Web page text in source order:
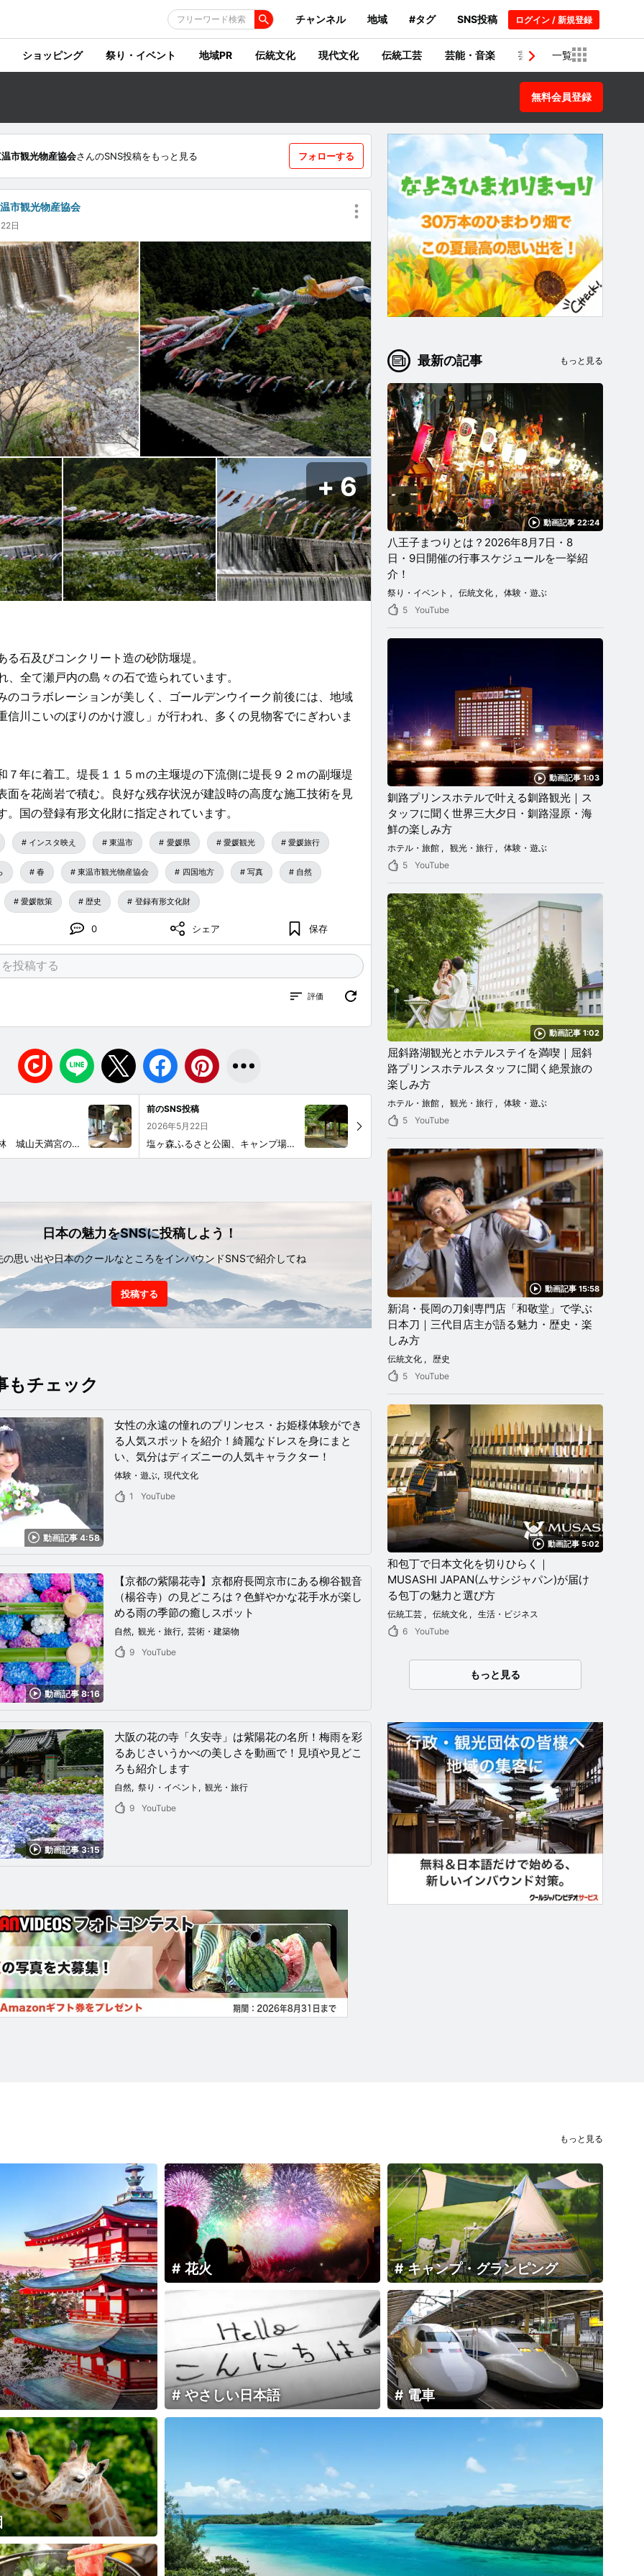
フリーワード検索 チャンネル 地域 #タグ SNS投稿 ログイン / 新規登録
ショッピング 祭り・イベント 地域PR 伝統文化 現代文化 伝統工芸 芸能・音楽 芸術・建築物
一覧
無料会員登録
市観光物産協会さんのSNS投稿をもっと見る フォローする
市観光物産協会
日
6
る石及びコンクリート造の砂防堰堤。
、全て瀬戸内の島々の石で造られています。
のコラボレーションが美しく、ゴールデンウイーク前後には、地域
信川こいのぼりのかけ渡し」が行われ、多くの見物客でにぎわいま
７年に着工。堤長１１５ｍの主堰堤の下流側に堤長９２ｍの副堰堤
面を花崗岩で積む。良好な残存状況が建設時の高度な施工技術を見
。国の登録有形文化財に指定されています。
インスタ映え 東温市 愛媛県 愛媛観光 愛媛旅行
春 東温市観光物産協会 四国地方 写真 自然
愛媛散策 歴史 登録有形文化財
0 シェア 保存
評価
【伝統行事】上林 城山天満宮の里神楽 毎年7月、上林地区の安寧を願って奉納される里神楽。 市の無形民俗文化財にも指定されています。 里神楽は鎌倉時代より続いていたということですが、第二次世界大戦後に一度途絶えてしまいました。 昭和30年代に地域の方々が大切な神事を受け継いでいこうと復活させ、今年で神楽保存会は50年を迎えるということです。 上林城山天満宮の里神楽 明日奉納されます。 奉納日時：令和8年7月12日（日） 13時より神事 13時30分頃より神楽奉納 その後、子供相撲大会や餅まきがあります。 ※天満宮に駐車場はありません。 #東温市 #上林地区 #里神楽 #城山天満宮 #市無形民俗文化財 #伝統行事 #上林神楽保存会 #神楽奉納
前のSNS投稿
2026年5月22日
塩ヶ森ふるさと公園、キャンプ場、展望台 標高525ｍの塩ヶ森山頂付近にある公園で、 直径約750mの範囲に、「展望台」、「キャンプ場」、「公園」、「塩ヶ森山頂」が含まれるゾーンの総称です。 「塩ヶ森ふるさと公園展望台」は、お子様連れファミリー必見。アスレチックを備えた、どこか異国情緒あるファンタスティックな展望台です。 遠くは中国山脈まで見わたせ、大パノラマを満喫できます。 塩ヶ森への遊歩道の散策では、春の桜・シャクナゲ、夏のアジサイ、秋の紅葉が楽しめます。 園内にあるキャンプ場には、炊事棟があります。 ※バーベキュー、キャンプで公園を使用する際には、東温市都市整備課公園係（089-964-4412）に代表者氏名、連絡先、利用日等を報告する必要があります。何かあった場合の連絡先であり、予約ではありません。 ※バーベキューはバーベキューコンロを使い、直火は禁止、ゴミ・消し炭はお持ち帰りください。周りの方に迷惑をかけないようお願いします。 ※炊事棟の蛇口水は、自然水のため飲料不可です。
日本の魅力をSNSに投稿しよう！
の思い出や日本のクールなところをインバウンドSNSで紹介してね
投稿する
もチェック
動画記事 4:58
女性の永遠の憧れのプリンセス・お姫様体験ができ
る人気スポットを紹介！綺麗なドレスを身にまと
い、気分はディズニーの人気キャラクター！
体験・遊ぶ
現代文化
1
YouTube
動画記事 8:16
【京都の紫陽花寺】京都府長岡京市にある柳谷観音
（楊谷寺）の見どころは？色鮮やかな花手水が楽し
める雨の季節の癒しスポット
自然 観光・旅行
芸術・建築物
9
YouTube
動画記事 3:15
大阪の花の寺「久安寺」は紫陽花の名所！梅雨を彩
るあじさいうかべの美しさを動画で！見頃や見どこ
ろも紹介します
自然 祭り・イベント
観光・旅行
9
YouTube
最新の記事 もっと見る
動画記事 22:24
八王子まつりとは？2026年8月7日・8
日・9日開催の行事スケジュールを一挙紹
介！
祭り・イベント 伝統文化
体験・遊ぶ
5
YouTube
動画記事 1:03
釧路プリンスホテルで叶える釧路観光｜ス
タッフに聞く世界三大夕日・釧路湿原・海
鮮の楽しみ方
ホテル・旅館 観光・旅行
体験・遊ぶ
5
YouTube
動画記事 1:02
屈斜路湖観光とホテルステイを満喫｜屈斜
路プリンスホテルスタッフに聞く絶景旅の
楽しみ方
ホテル・旅館 観光・旅行
体験・遊ぶ
5
YouTube
動画記事 15:58
新潟・長岡の刀剣専門店「和敬堂」で学ぶ
日本刀｜三代目店主が語る魅力・歴史・楽
しみ方
伝統文化
歴史
5
YouTube
動画記事 5:02
和包丁で日本文化を切りひらく｜
MUSASHI JAPAN(ムサシジャパン)が届け
る包丁の魅力と選び方
伝統工芸 伝統文化
生活・ビジネス
6
YouTube
もっと見る
もっと見る
花火 キャンプ・グランピング
やさしい日本語 電車